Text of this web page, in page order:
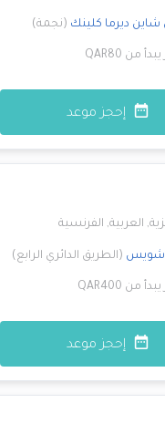
ديرما كلينك (نجمة)
من QAR80
إحجز موعد
, العربية, الفرنسية
(الطريق الدائري الرابع)
من QAR400
إحجز موعد